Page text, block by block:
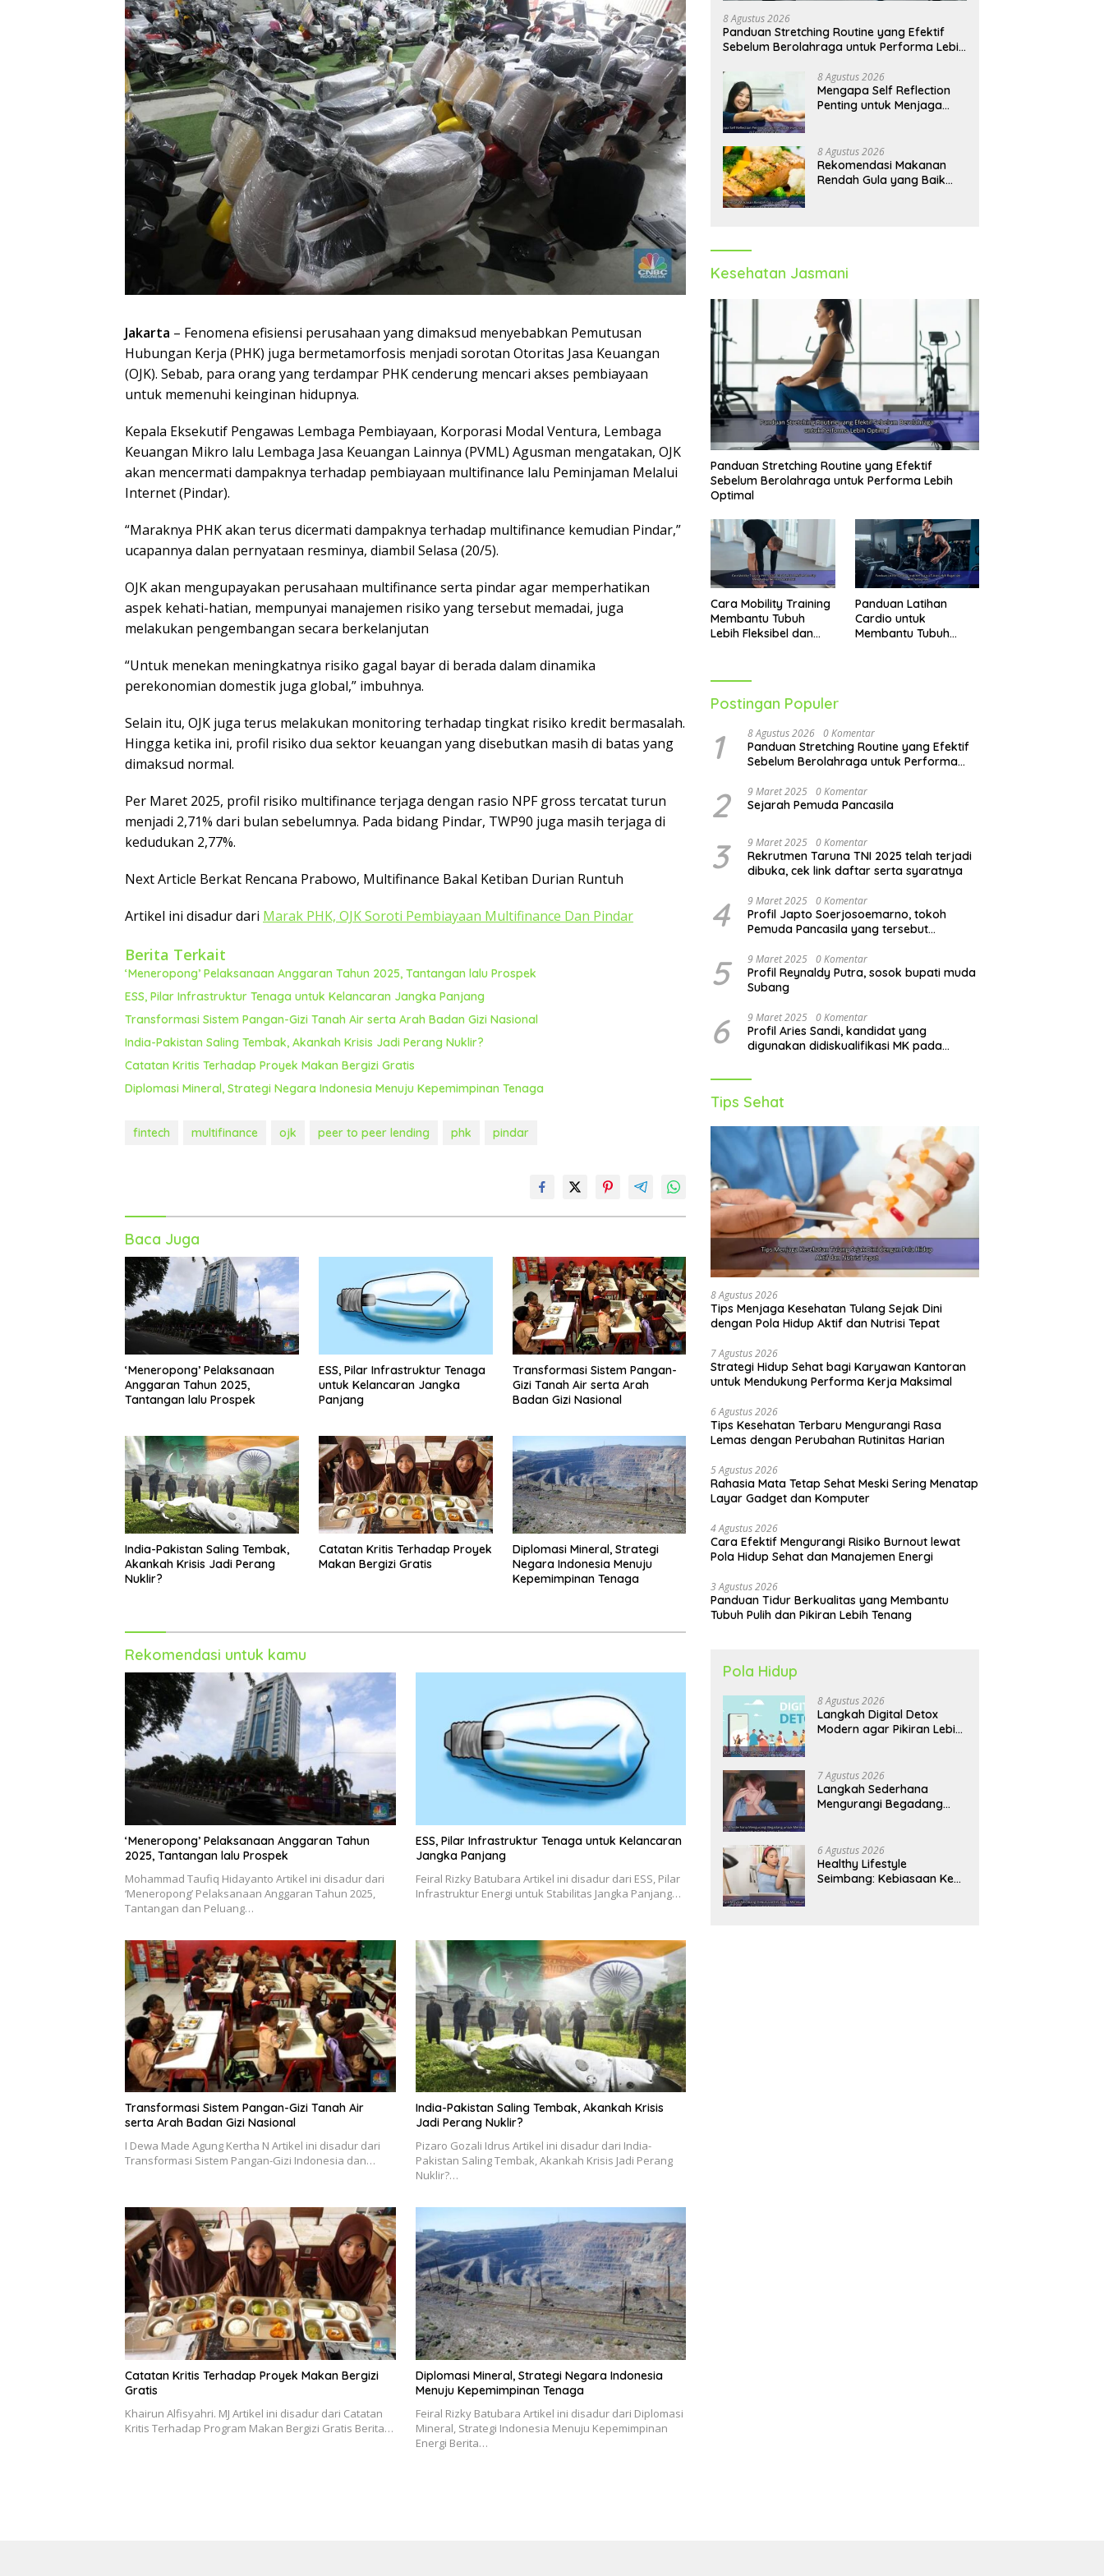
Jakarta – Fenomena efisiensi perusahaan yang dimaksud menyebabkan Pemutusan
Hubungan Kerja (PHK) juga bermetamorfosis menjadi sorotan Otoritas Jasa Keuangan
(OJK). Sebab, para orang yang terdampar PHK cenderung mencari akses pembiayaan
untuk memenuhi keinginan hidupnya.
Kepala Eksekutif Pengawas Lembaga Pembiayaan, Korporasi Modal Ventura, Lembaga
Keuangan Mikro lalu Lembaga Jasa Keuangan Lainnya (PVML) Agusman mengatakan, OJK
akan mencermati dampaknya terhadap pembiayaan multifinance lalu Peminjaman Melalui
Internet (Pindar).
“Maraknya PHK akan terus dicermati dampaknya terhadap multifinance kemudian Pindar,”
ucapannya dalan pernyataan resminya, diambil Selasa (20/5).
OJK akan mengupayakan perusahaan multifinance serta pindar agar memperhatikan
aspek kehati-hatian, mempunyai manajemen risiko yang tersebut memadai, juga
melakukan pengembangan secara berkelanjutan
“Untuk menekan meningkatnya risiko gagal bayar di berada dalam dinamika
perekonomian domestik juga global,” imbuhnya.
Selain itu, OJK juga terus melakukan monitoring terhadap tingkat risiko kredit bermasalah.
Hingga ketika ini, profil risiko dua sektor keuangan yang disebutkan masih di batas yang
dimaksud normal.
Per Maret 2025, profil risiko multifinance terjaga dengan rasio NPF gross tercatat turun
menjadi 2,71% dari bulan sebelumnya. Pada bidang Pindar, TWP90 juga masih terjaga di
kedudukan 2,77%.
Next Article Berkat Rencana Prabowo, Multifinance Bakal Ketiban Durian Runtuh
Artikel ini disadur dari Marak PHK, OJK Soroti Pembiayaan Multifinance Dan Pindar
Berita Terkait
‘Meneropong’ Pelaksanaan Anggaran Tahun 2025, Tantangan lalu Prospek
ESS, Pilar Infrastruktur Tenaga untuk Kelancaran Jangka Panjang
Transformasi Sistem Pangan-Gizi Tanah Air serta Arah Badan Gizi Nasional
India-Pakistan Saling Tembak, Akankah Krisis Jadi Perang Nuklir?
Catatan Kritis Terhadap Proyek Makan Bergizi Gratis
Diplomasi Mineral, Strategi Negara Indonesia Menuju Kepemimpinan Tenaga
fintech multifinance ojk peer to peer lending phk pindar
Baca Juga
‘Meneropong’ Pelaksanaan
Anggaran Tahun 2025,
Tantangan lalu Prospek
ESS, Pilar Infrastruktur Tenaga
untuk Kelancaran Jangka
Panjang
Transformasi Sistem Pangan-
Gizi Tanah Air serta Arah
Badan Gizi Nasional
India-Pakistan Saling Tembak,
Akankah Krisis Jadi Perang
Nuklir?
Catatan Kritis Terhadap Proyek
Makan Bergizi Gratis
Diplomasi Mineral, Strategi
Negara Indonesia Menuju
Kepemimpinan Tenaga
Rekomendasi untuk kamu
‘Meneropong’ Pelaksanaan Anggaran Tahun
2025, Tantangan lalu Prospek
Mohammad Taufiq Hidayanto Artikel ini disadur dari
‘Meneropong’ Pelaksanaan Anggaran Tahun 2025,
Tantangan dan Peluang…
ESS, Pilar Infrastruktur Tenaga untuk Kelancaran
Jangka Panjang
Feiral Rizky Batubara Artikel ini disadur dari ESS, Pilar
Infrastruktur Energi untuk Stabilitas Jangka Panjang…
Transformasi Sistem Pangan-Gizi Tanah Air
serta Arah Badan Gizi Nasional
I Dewa Made Agung Kertha N Artikel ini disadur dari
Transformasi Sistem Pangan-Gizi Indonesia dan…
India-Pakistan Saling Tembak, Akankah Krisis
Jadi Perang Nuklir?
Pizaro Gozali Idrus Artikel ini disadur dari India-
Pakistan Saling Tembak, Akankah Krisis Jadi Perang
Nuklir?…
Catatan Kritis Terhadap Proyek Makan Bergizi
Gratis
Khairun Alfisyahri. MJ Artikel ini disadur dari Catatan
Kritis Terhadap Program Makan Bergizi Gratis Berita…
Diplomasi Mineral, Strategi Negara Indonesia
Menuju Kepemimpinan Tenaga
Feiral Rizky Batubara Artikel ini disadur dari Diplomasi
Mineral, Strategi Indonesia Menuju Kepemimpinan
Energi Berita…
8 Agustus 2026
Panduan Stretching Routine yang Efektif
Sebelum Berolahraga untuk Performa Lebih
8 Agustus 2026
Mengapa Self Reflection
Penting untuk Menjaga
8 Agustus 2026
Rekomendasi Makanan
Rendah Gula yang Baik
Kesehatan Jasmani
Panduan Stretching Routine yang Efektif
Sebelum Berolahraga untuk Performa Lebih
Optimal
Cara Mobility Training
Membantu Tubuh
Lebih Fleksibel dan
Panduan Latihan
Cardio untuk
Membantu Tubuh
Postingan Populer
1 8 Agustus 2026 0 Komentar
Panduan Stretching Routine yang Efektif
Sebelum Berolahraga untuk Performa
2 9 Maret 2025 0 Komentar
Sejarah Pemuda Pancasila
3 9 Maret 2025 0 Komentar
Rekrutmen Taruna TNI 2025 telah terjadi
dibuka, cek link daftar serta syaratnya
4 9 Maret 2025 0 Komentar
Profil Japto Soerjosoemarno, tokoh
Pemuda Pancasila yang tersebut
5 9 Maret 2025 0 Komentar
Profil Reynaldy Putra, sosok bupati muda
Subang
6 9 Maret 2025 0 Komentar
Profil Aries Sandi, kandidat yang
digunakan didiskualifikasi MK pada
Tips Sehat
8 Agustus 2026
Tips Menjaga Kesehatan Tulang Sejak Dini
dengan Pola Hidup Aktif dan Nutrisi Tepat
7 Agustus 2026
Strategi Hidup Sehat bagi Karyawan Kantoran
untuk Mendukung Performa Kerja Maksimal
6 Agustus 2026
Tips Kesehatan Terbaru Mengurangi Rasa
Lemas dengan Perubahan Rutinitas Harian
5 Agustus 2026
Rahasia Mata Tetap Sehat Meski Sering Menatap
Layar Gadget dan Komputer
4 Agustus 2026
Cara Efektif Mengurangi Risiko Burnout lewat
Pola Hidup Sehat dan Manajemen Energi
3 Agustus 2026
Panduan Tidur Berkualitas yang Membantu
Tubuh Pulih dan Pikiran Lebih Tenang
Pola Hidup
8 Agustus 2026
Langkah Digital Detox
Modern agar Pikiran Lebih
7 Agustus 2026
Langkah Sederhana
Mengurangi Begadang
Panjang
6 Agustus 2026
Healthy Lifestyle
Seimbang: Kebiasaan Kecil